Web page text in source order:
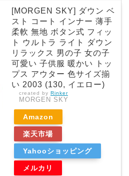
[MORGEN SKY] ダウン ベ
スト コート インナー 薄手
柔軟 無地 ボタン式 フィッ
ト ウルトラ ライト ダウン
リラックス 男の子 女の子
可愛い 子供服 暖かい トッ
プス アウター 色サイズ揃
い 2003 (130, イエロー)
created by Rinker
MORGEN SKY
Amazon
楽天市場
Yahooショッピング
メルカリ